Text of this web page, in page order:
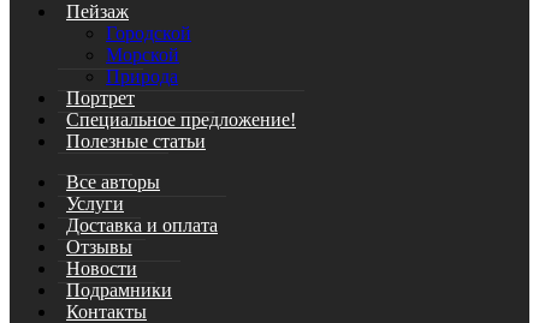
Пейзаж
Городской
Морской
Природа
Портрет
Специальное предложение!
Полезные статьи
Все авторы
Услуги
Доставка и оплата
Отзывы
Новости
Подрамники
Контакты